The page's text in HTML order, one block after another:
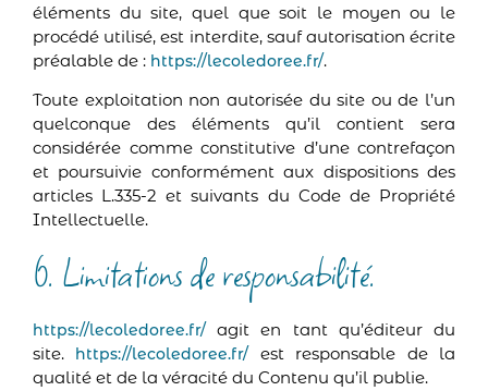
éléments du site, quel que soit le moyen ou le
procédé utilisé, est interdite, sauf autorisation écrite
préalable de : https://lecoledoree.fr/.
Toute exploitation non autorisée du site ou de l’un
quelconque des éléments qu’il contient sera
considérée comme constitutive d’une contrefaçon
et poursuivie conformément aux dispositions des
articles L.335-2 et suivants du Code de Propriété
Intellectuelle.
6. Limitations de responsabilité.
https://lecoledoree.fr/agit en tant qu’éditeur du
site. https://lecoledoree.fr/est responsable de la
qualité et de la véracité du Contenu qu’il publie.